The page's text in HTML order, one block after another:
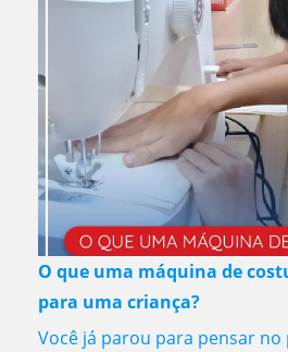
O que uma máquina de
para uma criança?
Você já parou para pensar